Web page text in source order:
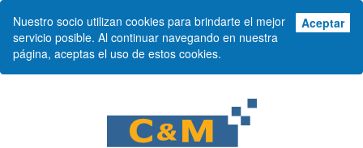
Aceptar
Nuestro socio utilizan cookies para brindarte el mejor
servicio posible. Al continuar navegando en nuestra
página, aceptas el uso de estos cookies.